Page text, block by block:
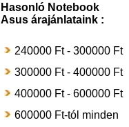
Hasonló Notebook
Asus árajánlataink :
240000 Ft - 300000 Ft
300000 Ft - 400000 Ft
400000 Ft - 600000 Ft
600000 Ft-tól minden